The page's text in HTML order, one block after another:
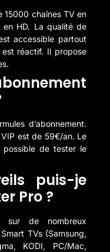
15000 chaînes TV en
HD. La qualité de
accessible partout
réactif. Il propose
d’abonnement.
est de 59€/an. Le
de tester le
puis-je
Pro ?
sur de nombreux
TVs (Samsung,
KODI, PC/Mac,